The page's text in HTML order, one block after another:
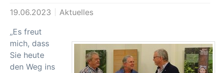
19.06.2023
Aktuelles
„Es freut
mich, dass
Sie heute
den Weg ins